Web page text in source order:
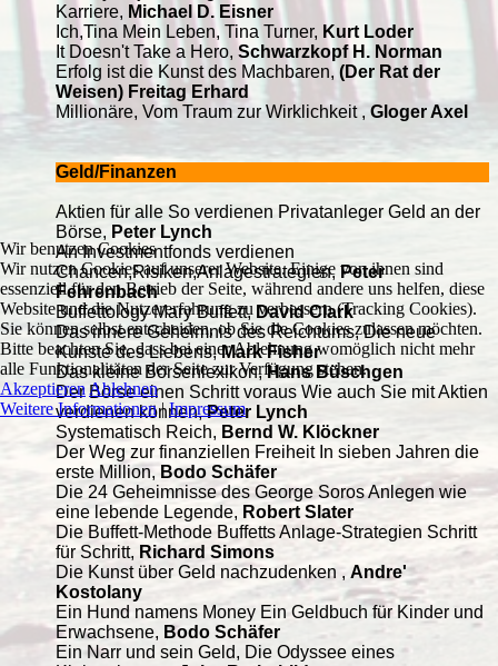
Karriere, Michael D. Eisner
Ich,Tina Mein Leben, Tina Turner, Kurt Loder
It Doesn't Take a Hero, Schwarzkopf H. Norman
Erfolg ist die Kunst des Machbaren, (Der Rat der
Weisen) Freitag Erhard
Millionäre, Vom Traum zur Wirklichkeit , Gloger Axel
Geld/Finanzen
Aktien für alle So verdienen Privatanleger Geld an der
Börse, Peter Lynch
An Investmentfonds verdienen
Chancen,Risiken,Anlagestrategien, Peter
Fehrenbach
Buffettology Mary Buffett, David Clark
Das innere Geheimnis des Reichtums, Die neue
Kunste des Liebens,Mark Fisher
Das kleine Börsenlexikon,Hans Büschgen
Der Börse einen Schritt voraus Wie auch Sie mit Aktien
verdienen können,Peter Lynch
Systematisch Reich, Bernd W. Klöckner
Der Weg zur finanziellen Freiheit In sieben Jahren die
erste Million, Bodo Schäfer
Die 24 Geheimnisse des George Soros Anlegen wie
eine lebende Legende, Robert Slater
Die Buffett-Methode Buffetts Anlage-Strategien Schritt
für Schritt, Richard Simons
Die Kunst über Geld nachzudenken , Andre'
Kostolany
Ein Hund namens Money Ein Geldbuch für Kinder und
Erwachsene, Bodo Schäfer
Ein Narr und sein Geld, Die Odyssee eines
Wir benutzen Cookies
Wir nutzen Cookies auf unserer Website. Einige von ihnen sind
essenziell für den Betrieb der Seite, während andere uns helfen, diese
Website und die Nutzererfahrung zu verbessern (Tracking Cookies).
Sie können selbst entscheiden, ob Sie die Cookies zulassen möchten.
Bitte beachten Sie, dass bei einer Ablehnung womöglich nicht mehr
alle Funktionalitäten der Seite zur Verfügung stehen.
Akzeptieren Ablehnen
Weitere Informationen|Impressum